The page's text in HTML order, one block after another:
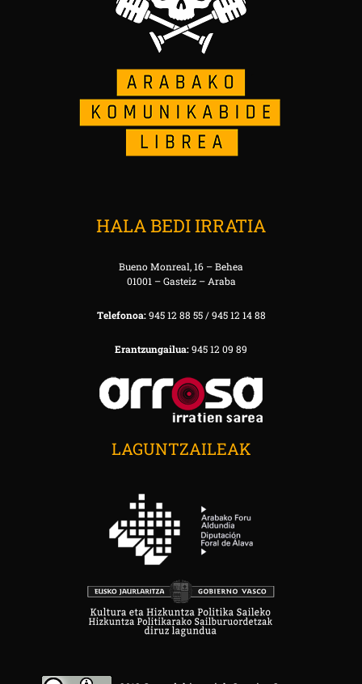
HALA BEDI IRRATIA
Bueno Monreal, 16 – Behea
01001 – Gasteiz – Araba
Telefonoa:945 12 88 55 / 945 12 14 88
Erantzungailua:945 12 09 89
LAGUNTZAILEAK